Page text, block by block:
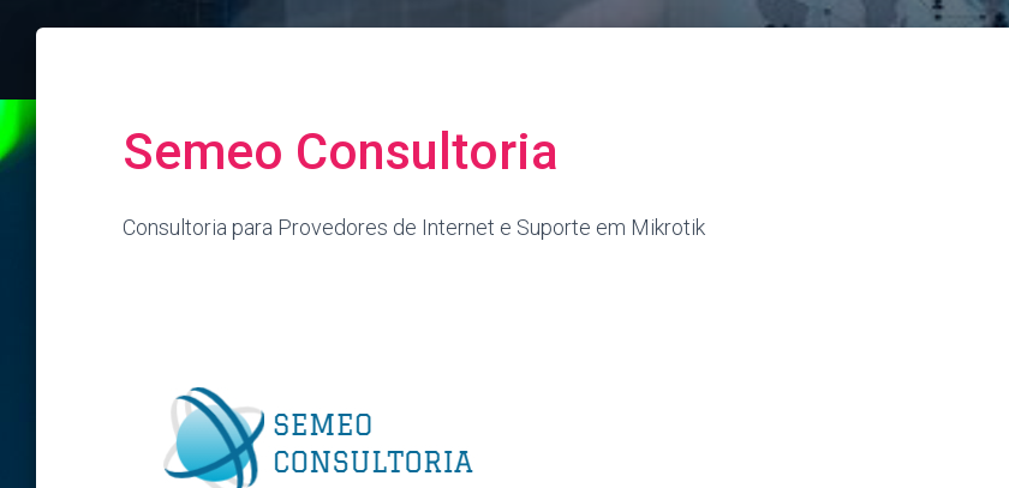
Semeo Consultoria
Consultoria para Provedores de Internet e Suporte em Mikrotik